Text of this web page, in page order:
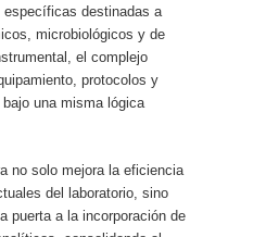
específicas destinadas a
microbiológicos y de
el complejo
protocolos y
una misma lógica
no solo mejora la eficiencia
del laboratorio, sino
puerta a la incorporación de